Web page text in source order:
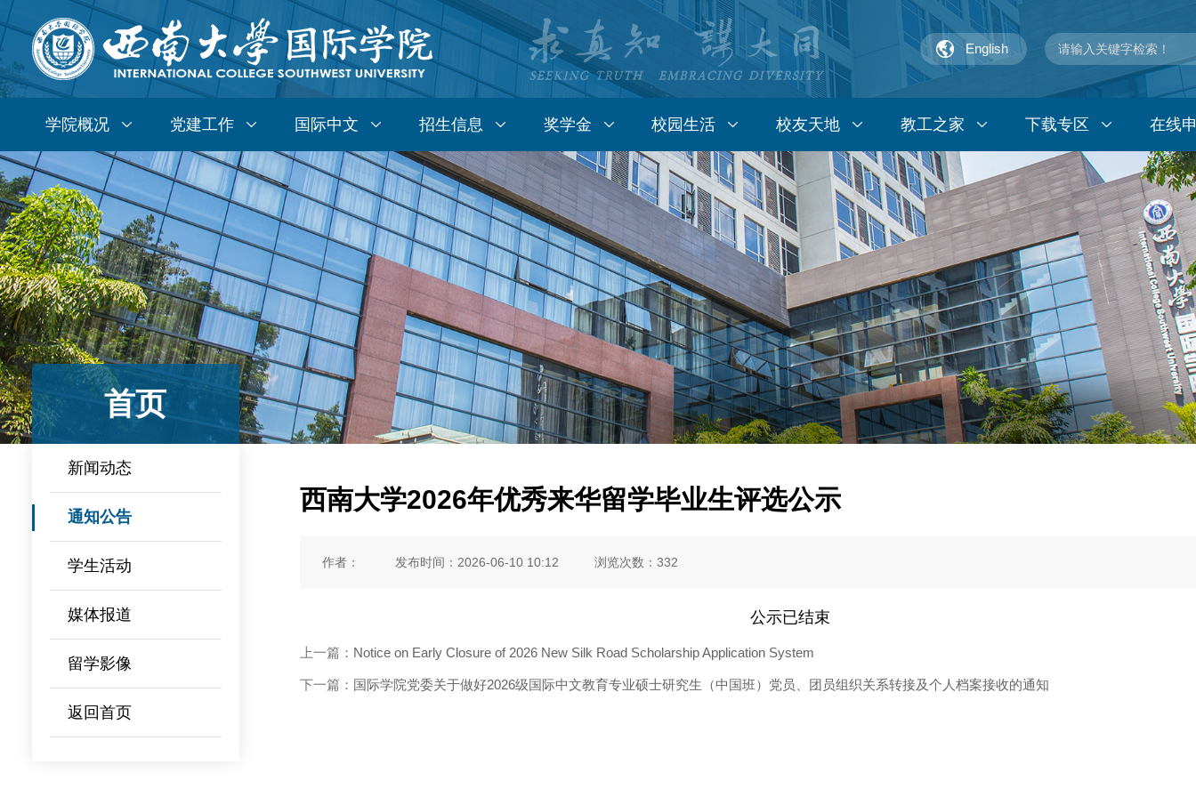
English
学院概况 党建工作 国际中文 招生信息 奖学金 校园生活 校友天地 教工之家 下载专区 在线
首页
新闻动态
通知公告
学生活动
媒体报道
留学影像
返回首页
西南大学2026年优秀来华留学毕业生评选公示
作者： 发布时间：2026-06-10 10:12 浏览次数： 332
公示已结束
上一篇： Notice on Early Closure of 2026 New Silk Road Scholarship Application System
下一篇： 国际学院党委关于做好2026级国际中文教育专业硕士研究生（中国班）党员、团员组织关系转接及个人档案接收的通知